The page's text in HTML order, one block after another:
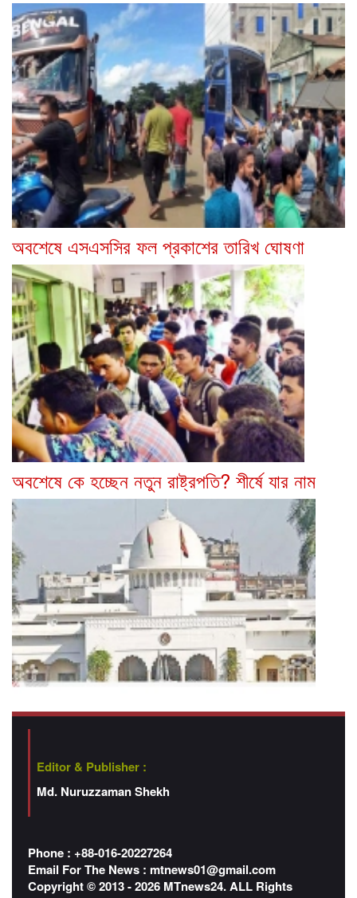
অবশেষে এসএসসির ফল প্রকাশের তারিখ ঘোষণা
অবশেষে কে হচ্ছেন নতুন রাষ্ট্রপতি? শীর্ষে যার নাম
Editor & Publisher :
Md. Nuruzzaman Shekh
Phone : +88-016-20227264
Email For The News : mtnews01@gmail.com
Copyright © 2013 - 2026 MTnews24. ALL Rights